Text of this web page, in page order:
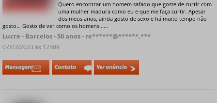
+ 9 fotos privadas
Quero encontrar um homem safado que goste de curtir com
uma mulher madura como eu e que me faça curtir. Apesar
dos meus anos, ainda gosto de sexo e há muito tempo não
gosto... Gosto de ver como os homens......
Lucre - Barcelos - 50 anos - re******@******.***
07/03/2023 às 12h09
Mensagem Contato Ver anúncio